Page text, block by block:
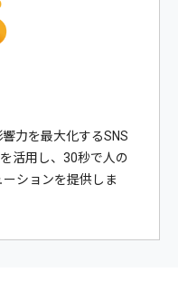
力を最大化するSNS
活用し、30秒で人の
ションを提供しま